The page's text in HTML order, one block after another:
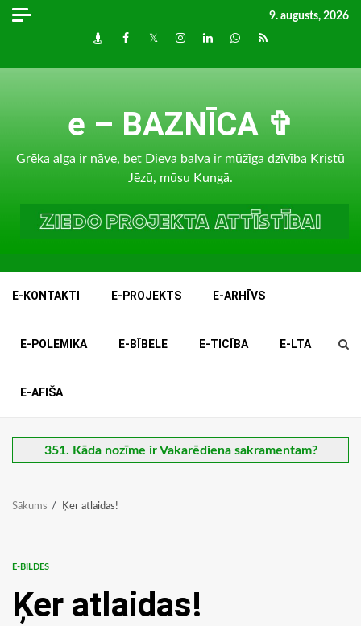
Skip
9. augusts, 2026
DraugiemFacebook
TwitterInstagram
LinkedInwhatsapp
RSS
e – BAZNĪCA ✞
Grēka alga ir nāve, bet Dieva balva ir mūžīga dzīvība Kristū
Jēzū, mūsu Kungā.
E-KONTAKTI E-PROJEKTS E-ARHĪVS
E-POLEMIKA E-BĪBELE E-TICĪBA E-LTA
E-AFIŠA
351. Kāda nozīme ir Vakarēdiena sakramentam?
Sākums Ķer atlaidas!
E-BILDES
Ķer atlaidas!